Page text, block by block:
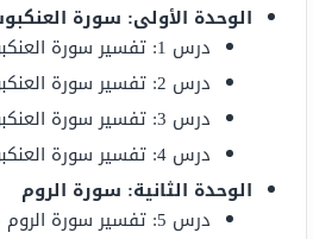
الوحدة الأولى: سورة
درس 1: تفسير سورة العنكبوت من الآية 1 إلى الآية 9.
درس 2: تفسير سورة العنكبوت إلى الآية 44.
درس 3: تفسير سورة العنكبوت إلى الآية 46.
درس 4: تفسير سورة العنكبوت إلى الآية 69.
الوحدة الثانية: سورة الروم
درس 5: تفسير سورة الروم من الآية 1 إلى الآية 7.